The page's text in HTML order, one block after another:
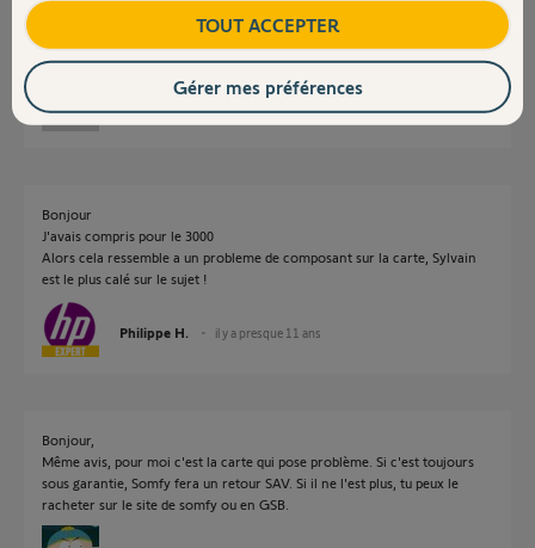
PS il s'agit d'un GDK 3000 et non 300
jean-charles M. il y a presque 11 ans
Bonjour
J'avais compris pour le 3000
Alors cela ressemble a un probleme de composant sur la carte, Sylvain
est le plus calé sur le sujet !
Philippe H. il y a presque 11 ans
Bonjour,
Même avis, pour moi c'est la carte qui pose problème. Si c'est toujours
sous garantie, Somfy fera un retour SAV. Si il ne l'est plus, tu peux le
racheter sur le site de somfy ou en GSB.
TOUT ACCEPTER
Gérer mes préférences